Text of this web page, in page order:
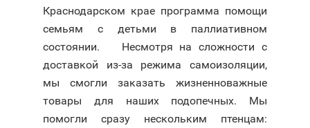
Краснодарском крае программа помощи
семьям с детьми в паллиативном
состоянии. ⠀ Несмотря на сложности с
доставкой из-за режима самоизоляции,
мы смогли заказать жизненноважные
товары для наших подопечных. Мы
помогли сразу нескольким птенцам: